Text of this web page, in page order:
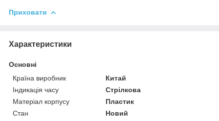
Приховати
Характеристики
Основні
Країна виробник
Китай
Індикація часу
Стрілкова
Матеріал корпусу
Пластик
Стан
Новий